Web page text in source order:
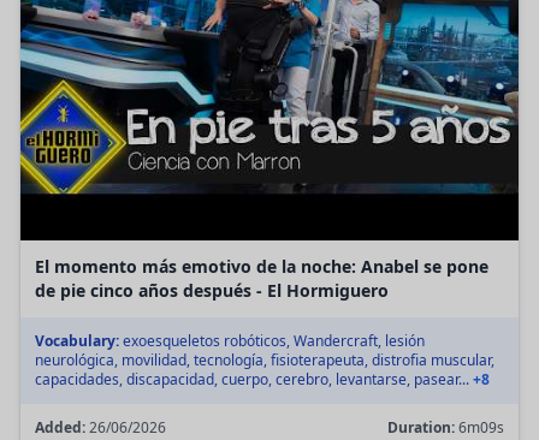
El momento más emotivo de la noche: Anabel se pone
de pie cinco años después - El Hormiguero
Vocabulary:exoesqueletos robóticos, Wandercraft, lesión
neurológica, movilidad, tecnología, fisioterapeuta, distrofia muscular,
capacidades, discapacidad, cuerpo, cerebro, levantarse, pasear...+8
Added:26/06/2026 Duration:6m09s